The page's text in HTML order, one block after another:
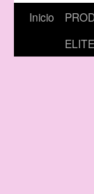
Saltar
Inicio
ELITE